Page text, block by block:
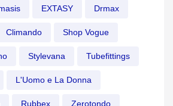
EXTASY Drmax
Climando Shop Vogue
Stylevana Tubefittings
L'Uomo e La Donna
Rubbex Zerotondo